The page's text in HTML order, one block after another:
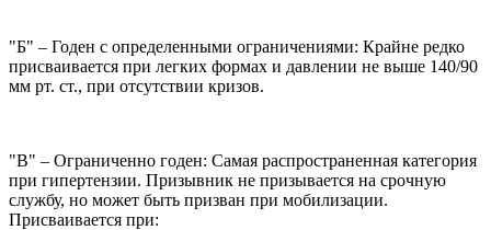
"Б" – Годен с определенными ограничениями: Крайне редко
присваивается при легких формах и давлении не выше 140/90
мм рт. ст., при отсутствии кризов.
"В" – Ограниченно годен: Самая распространенная категория
при гипертензии. Призывник не призывается на срочную
службу, но может быть призван при мобилизации.
Присваивается при: